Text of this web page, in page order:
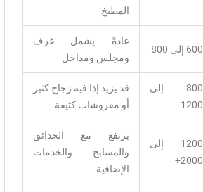
المطبخ
600 إلى 800
عادةً يشمل غرف
ومجلس ومداخل
800 إلى
1200
قد يزيد إذا فيه زجاج كثير
أو مفروشات كثيفة
1200 إلى
2000+
يرتفع مع الحدائق
والمسابح والخدمات
الإضافية